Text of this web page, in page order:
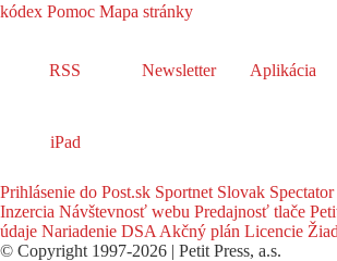
kódex Pomoc Mapa stránky
RSS Newsletter Aplikácia
iPad
Prihlásenie do Post.sk Sportnet Slovak Spectator
Inzercia Návštevnosť webu Predajnosť tlače
údaje Nariadenie DSA Akčný plán Licencie
© Copyright 1997-2026 | Petit Press, a.s.